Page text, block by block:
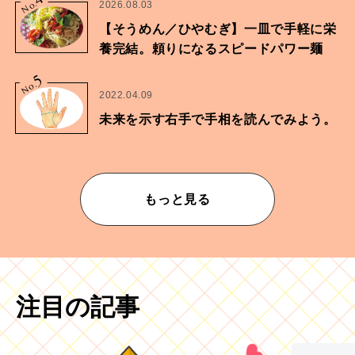
No. 2026.08.03
【そうめん／ひやむぎ】一皿で手軽に栄
養完結。頼りになるスピードパワー麺
No.5
2022.04.09
未来を示す右手で手相を読んでみよう。
もっと見る
注目の記事